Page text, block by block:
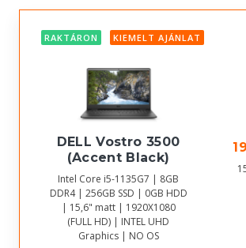
RAKTÁRON KIEMELT AJÁNLAT
DELL Vostro 3500
(Accent Black)
Intel Core i5-1135G7 | 8GB
DDR4 | 256GB SSD | 0GB HDD
| 15,6" matt | 1920X1080
(FULL HD) | INTEL UHD
Graphics | NO OS